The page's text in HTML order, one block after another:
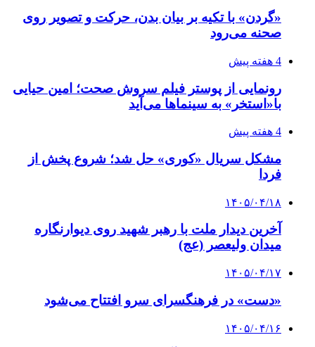
«گردن» با تکیه بر بیان بدن، حرکت و تصویر روی
صحنه می‌رود
4 هفته پیش
رونمایی از پوستر فیلم سروش صحت؛ امین حیایی
با«استخر» به سینماها می‌آید
4 هفته پیش
مشکل سریال «کوری» حل شد؛ شروع پخش از
فردا
۱۴۰۵/۰۴/۱۸
آخرین دیدار ملت با رهبر شهید روی دیوارنگاره
میدان ولیعصر (عج)
۱۴۰۵/۰۴/۱۷
«دست» در فرهنگسرای سرو افتتاح می‌شود
۱۴۰۵/۰۴/۱۶